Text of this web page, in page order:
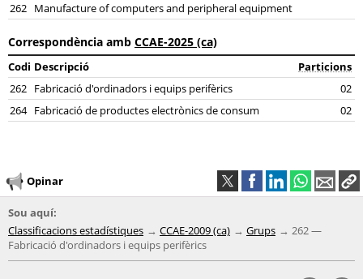
262 Manufacture of computers and peripheral equipment
Correspondència amb CCAE-2025 (ca)
Codi Descripció
Particions
262 Fabricació d'ordinadors i equips perifèrics
02
264 Fabricació de productes electrònics de consum 02
Opinar
Sou aquí:
Classificacions estadístiques
CCAE-2009 (ca) Grups
262 —
Fabricació d'ordinadors i equips perifèrics